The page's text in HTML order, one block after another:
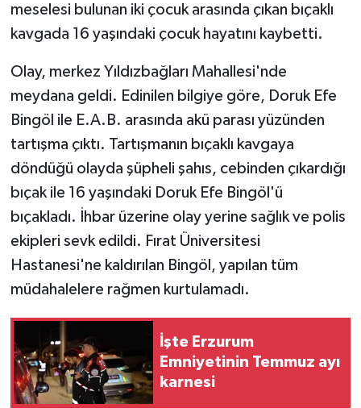
meselesi bulunan iki çocuk arasında çıkan bıçaklı
kavgada 16 yaşındaki çocuk hayatını kaybetti.
Olay, merkez Yıldızbağları Mahallesi'nde
meydana geldi. Edinilen bilgiye göre, Doruk Efe
Bingöl ile E.A.B. arasında akü parası yüzünden
tartışma çıktı. Tartışmanın bıçaklı kavgaya
döndüğü olayda şüpheli şahıs, cebinden çıkardığı
bıçak ile 16 yaşındaki Doruk Efe Bingöl'ü
bıçakladı. İhbar üzerine olay yerine sağlık ve polis
ekipleri sevk edildi. Fırat Üniversitesi
Hastanesi'ne kaldırılan Bingöl, yapılan tüm
müdahalelere rağmen kurtulamadı.
İşte Erzurum
Emniyetinin Temmuz ayı
karnesi